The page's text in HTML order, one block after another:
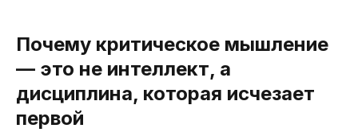
Почему критическое мышление
— это не интеллект, а
дисциплина, которая исчезает
первой